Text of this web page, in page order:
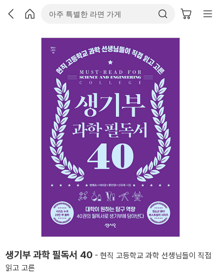
생기부 과학 필독서 40 - 현직 고등학교 과학 선생님들이 직접
읽고 고른